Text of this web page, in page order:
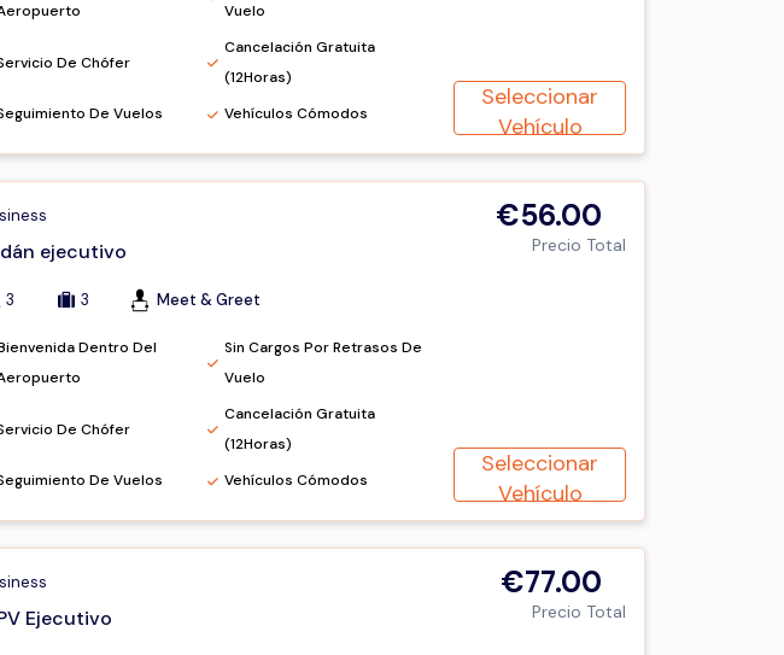
Vuelo
De Chófer
Cancelación Gratuita
(12Horas)
De Vuelos
Vehículos Cómodos
Seleccionar
Vehículo
ejecutivo
3 3 Meet & Greet
Dentro Del
Sin Cargos Por Retrasos De
Vuelo
De Chófer
Cancelación Gratuita
(12Horas)
De Vuelos
Vehículos Cómodos
€56.00
Precio Total
Seleccionar
Vehículo
Ejecutivo
€77.00
Precio Total